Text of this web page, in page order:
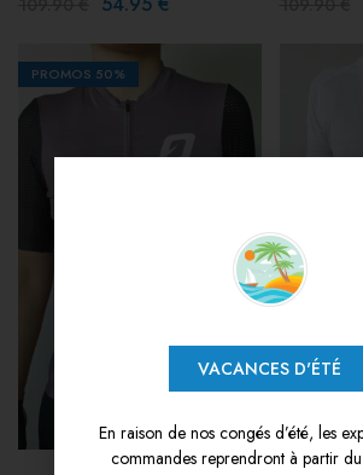
PROMOS 50%
VACANCES D'ÉTÉ
En raison de nos congés d’été, les
commandes reprendront à partir du